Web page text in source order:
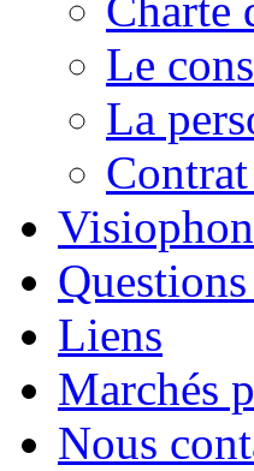
Charte
Le
La
Liens
Marchés
Nous